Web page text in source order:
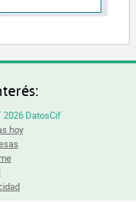
2026 DatosCif
hoy